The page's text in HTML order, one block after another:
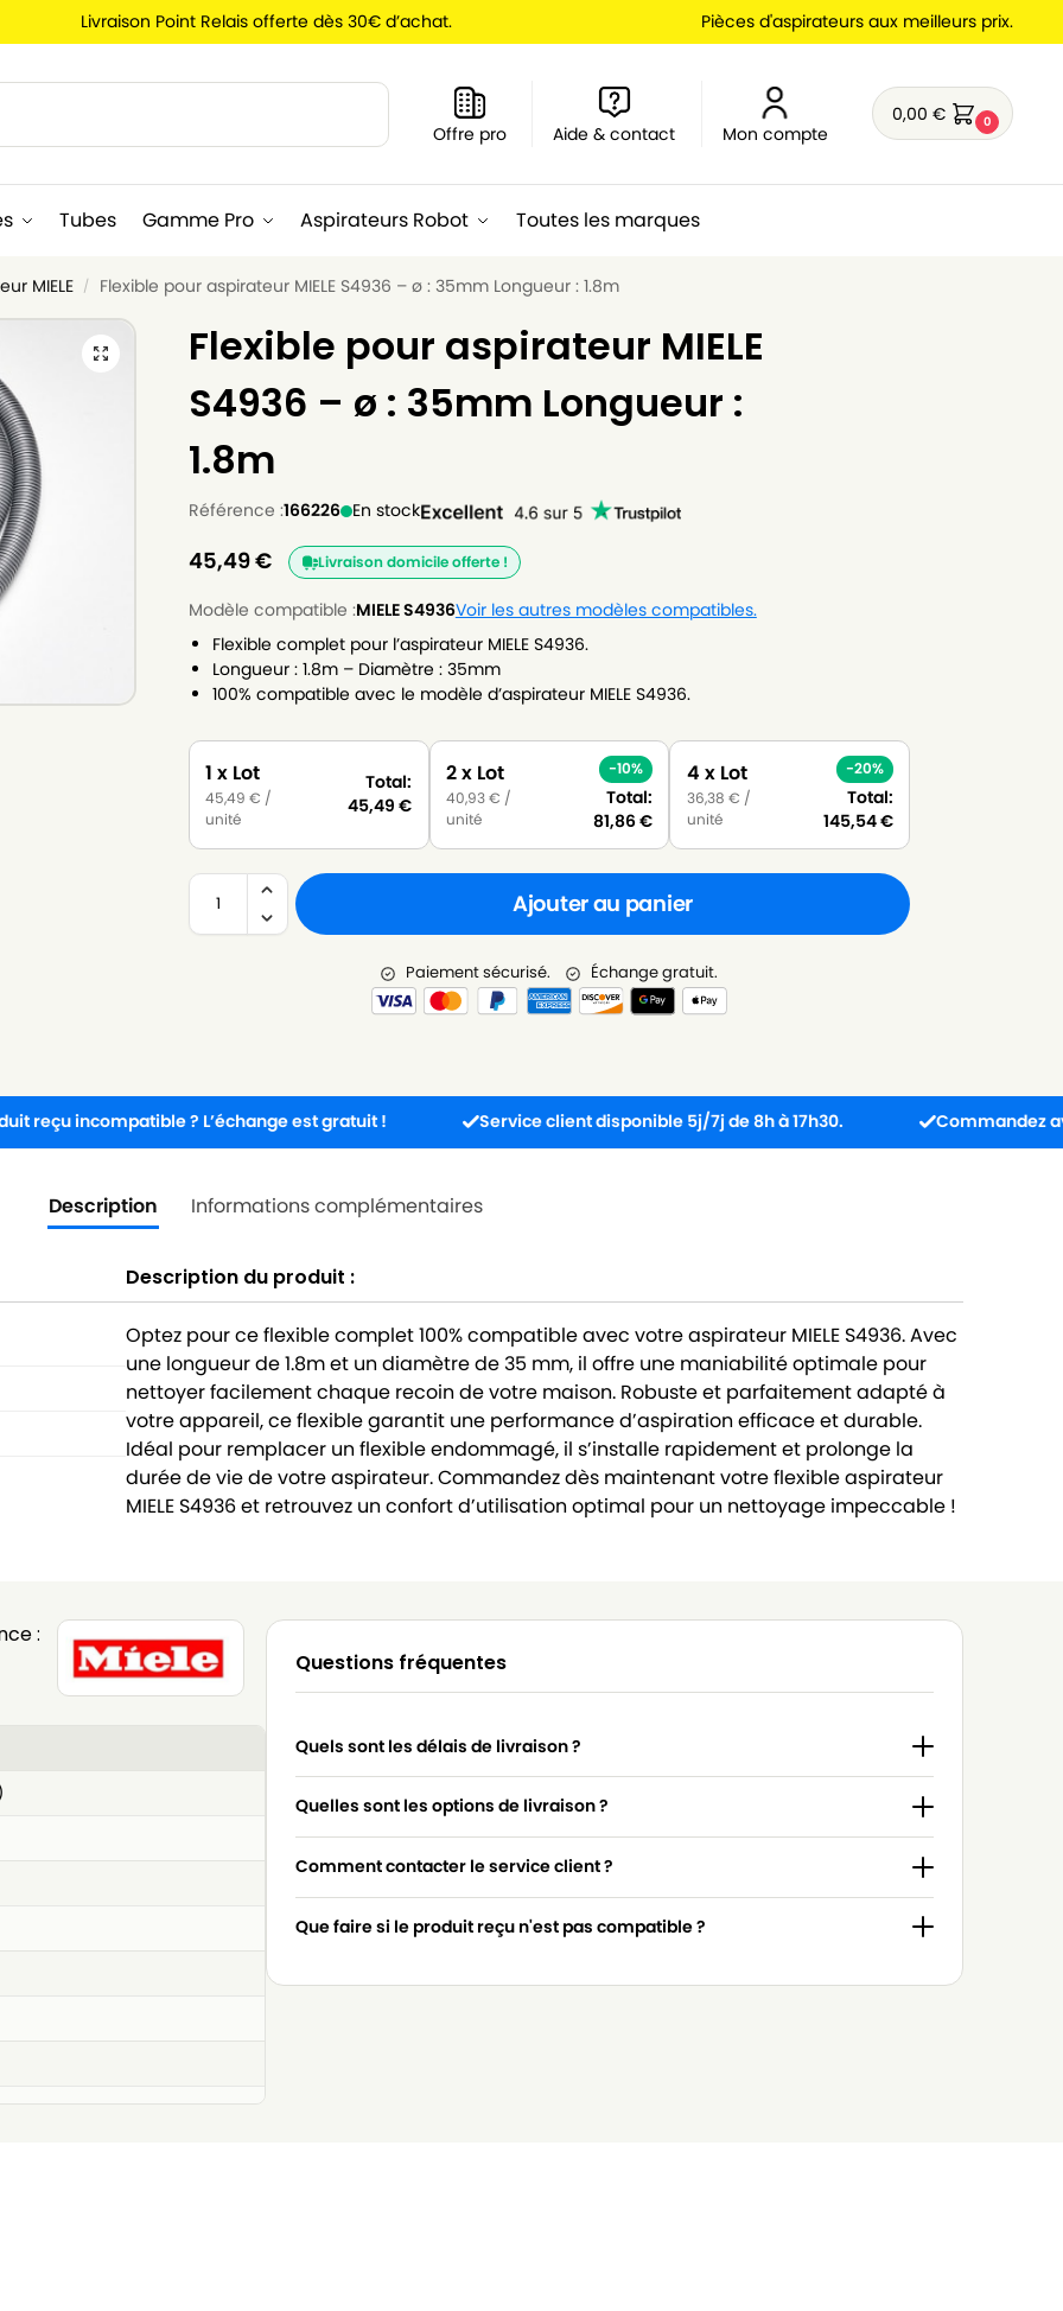
Livraison Point Relais offerte dès 30€ d’achat. Pièces d'aspirateurs aux meilleurs prix.
Offre pro Aide & contact Mon compte
0,00€ 0
Tubes Gamme Pro Aspirateurs Robot Toutes les marques
MIELE / Flexible pour aspirateur MIELE S4936 – ø : 35mm Longueur : 1.8m
Flexible pour aspirateur MIELE
S4936 – ø : 35mm Longueur :
1.8m
Référence :166226 En stock
45,49€ Livraison domicile offerte !
Modèle compatible :MIELE S4936Voir les autres modèles compatibles.
Flexible complet pour l’aspirateur MIELE S4936.
Longueur : 1.8m – Diamètre : 35mm
100% compatible avec le modèle d’aspirateur MIELE S4936.
1 x Lot
45,49€ /
unité
Total:
45,49 €
2 x Lot
40,93€ /
unité
-10%
Total:
81,86€
4 x Lot
36,38 € /
unité
-20%
Total:
145,54€
Ajouter au panier
Paiement sécurisé. Échange gratuit.
incompatible ? L’échange est gratuit ! Service client disponible 5j/7j de 8h à 17h30. Commandez avant
Description Informations complémentaires
Description du produit :
Optez pour ce flexible complet 100% compatible avec votre aspirateur MIELE S4936. Avec
une longueur de 1.8m et un diamètre de 35 mm, il offre une maniabilité optimale pour
nettoyer facilement chaque recoin de votre maison. Robuste et parfaitement adapté à
votre appareil, ce flexible garantit une performance d’aspiration efficace et durable.
Idéal pour remplacer un flexible endommagé, il s’installe rapidement et prolonge la
durée de vie de votre aspirateur. Commandez dès maintenant votre flexible aspirateur
MIELE S4936 et retrouvez un confort d’utilisation optimal pour un nettoyage impeccable !
:
Questions fréquentes
Quels sont les délais de livraison ?
Quelles sont les options de livraison ?
Comment contacter le service client ?
Que faire si le produit reçu n'est pas compatible ?